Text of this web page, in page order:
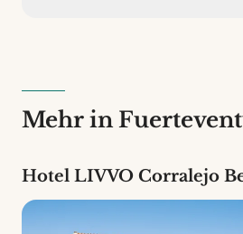
Mehr in
Hotel LIVVO Corralejo